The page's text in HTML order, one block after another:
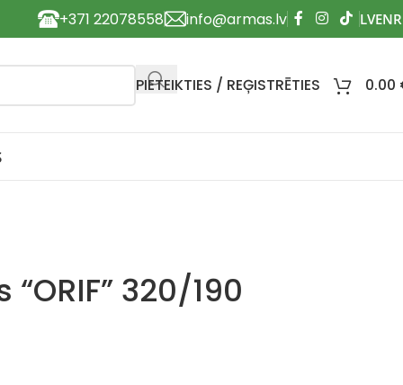
+371 22078558 info@armas.lv
PIETEIKTIES / REĢISTRĒTIES 0.00
320/190